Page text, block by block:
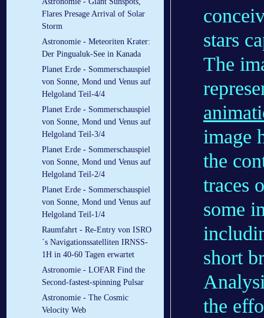
Flares Presage Arrival of Solar
Storm
Astronomie - Meteoriten Krater:
Der Pingualuk-See in Kanada
Planet Erde - Sommerschauspiel
von Sonne, Mond und Venus auf
Helgoland Teil-4/4
Planet Erde - Sommerschauspiel
von Sonne, Mond und Venus auf
Helgoland Teil-3/4
Planet Erde - Sommerschauspiel
von Sonne, Mond und Venus auf
Helgoland Teil-2/4
Planet Erde - Sommerschauspiel
von Sonne, Mond und Venus auf
Helgoland Teil-1/4
Raumfahrt - Re-Entry von ISRO
´s Navigationssatelliten IRNSS-
1H in 40-60 Tagen erwartet
Astronomie - LOFAR Find the
Second-fastest-spinning Pulsar
Astronomie - The Cosmic
Velocity Web
stars
The
image
the
traces
some
short
the